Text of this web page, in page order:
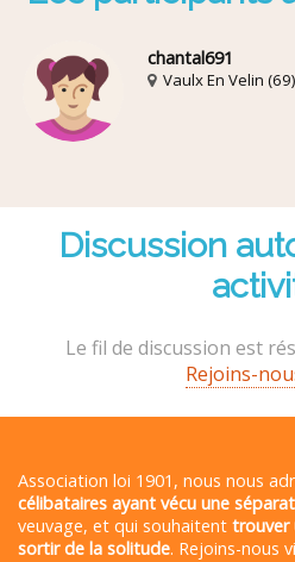
chantal691
Vaulx En Velin (69)
Discussion
Le fil de discussion est
Rejoins-
Association loi 1901, nous nous
célibataires ayant vécu une
veuvage, et qui souhaitent trouver
sortir de la solitude. Rejoins-nous